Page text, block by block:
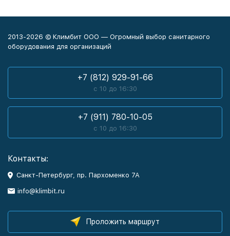
2013-2026 © Климбит ООО — Огромный выбор санитарного
оборудования для организаций
+7 (812) 929-91-66
с 10 до 16:30
+7 (911) 780-10-05
с 10 до 16:30
Контакты:
Санкт-Петербург, пр. Пархоменко 7А
info@klimbit.ru
Проложить маршрут